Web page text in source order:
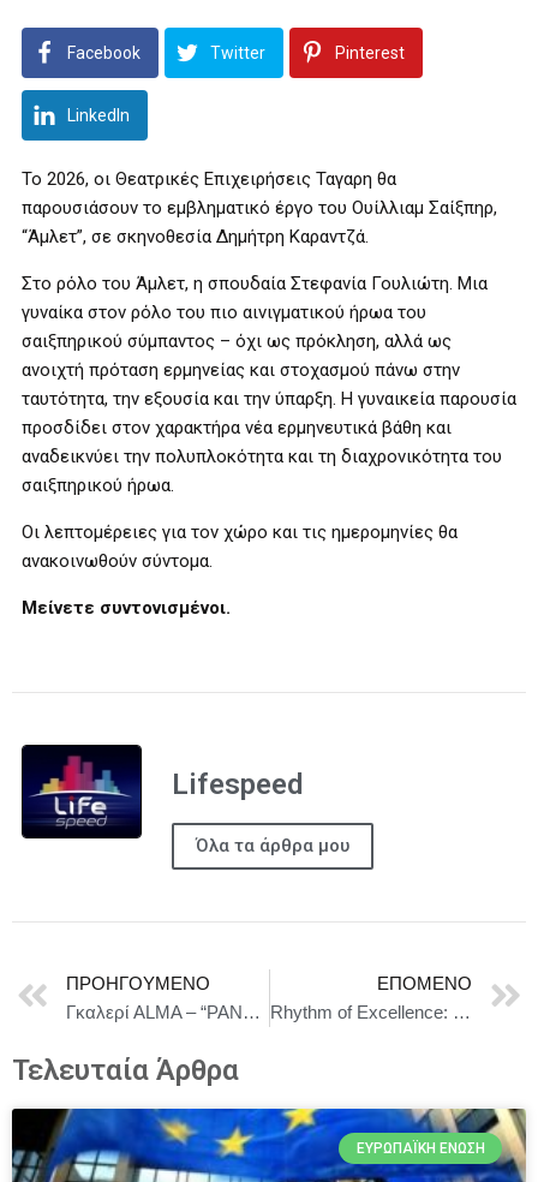
Facebook Twitter Pinterest
LinkedIn
Το 2026, οι Θεατρικές Επιχειρήσεις Ταγαρη θα
παρουσιάσουν το εμβληματικό έργο του Ουίλλιαμ Σαίξπηρ,
“Άμλετ”, σε σκηνοθεσία Δημήτρη Καραντζά.
Στο ρόλο του Άμλετ, η σπουδαία Στεφανία Γουλιώτη. Μια
γυναίκα στον ρόλο του πιο αινιγματικού ήρωα του
σαιξπηρικού σύμπαντος – όχι ως πρόκληση, αλλά ως
ανοιχτή πρόταση ερμηνείας και στοχασμού πάνω στην
ταυτότητα, την εξουσία και την ύπαρξη. Η γυναικεία παρουσία
προσδίδει στον χαρακτήρα νέα ερμηνευτικά βάθη και
αναδεικνύει την πολυπλοκότητα και τη διαχρονικότητα του
σαιξπηρικού ήρωα.
Οι λεπτομέρειες για τον χώρο και τις ημερομηνίες θα
ανακοινωθούν σύντομα.
Μείνετε συντονισμένοι.
Lifespeed
Όλα τα άρθρα μου
ΠΡΟΗΓΟΎΜΕΝΟ
Γκαλερί ALMA – “ΡΑΝΤΕΒΟΥ ΣΤΗΝ ΑΘΗΝΑ” έως το Σάββατο 10 Μαΐου
ΕΠΌΜΕΝΟ
Rhythm of Excellence: Η νέα καμπάνια της Star Alliance που παρουσιάζει την αξία της ενιαίας και αδιάλειπτης ταξιδιωτικής εμπειρίας
Τελευταία Άρθρα
ΕΥΡΩΠΑΪΚΉ ΈΝΩΣΗ